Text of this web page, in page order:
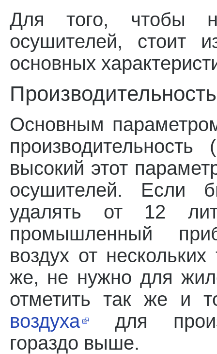
Для того, чтобы
осушителей, стоит
основных
Производительность
Основным
высокий этот
осушителей. Если
удалять от 12
промышленный
воздух от
же, не нужно для
отметить так же и
воздуха
для
гораздо выше.